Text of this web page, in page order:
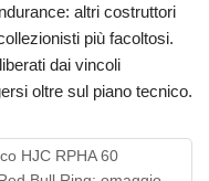
altri costruttori
più facoltosi.
dai vincoli
oltre sul piano tecnico.
HJC RPHA 60